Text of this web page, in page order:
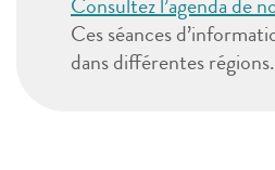
Consultez l’agenda de
Ces séances
dans différentes régions.